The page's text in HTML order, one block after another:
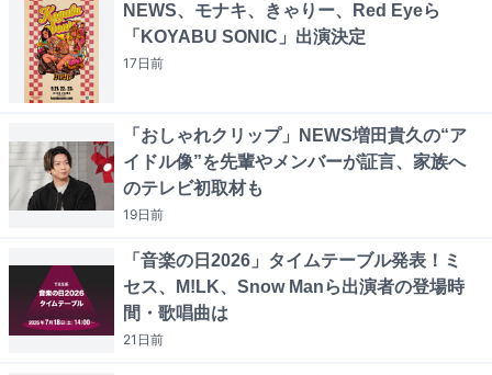
NEWS、モナキ、きゃりー、Red Eyeら
「KOYABU SONIC」出演決定
17日前
「おしゃれクリップ」NEWS増田貴久の“ア
イドル像”を先輩やメンバーが証言、家族へ
のテレビ初取材も
19日前
「音楽の日2026」タイムテーブル発表！ミ
セス、M!LK、Snow Manら出演者の登場時
間・歌唱曲は
21日前